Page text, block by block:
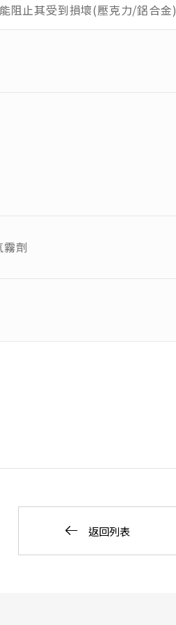
阻止其受到損壞(壓克力/鋁合金)
劑
返回列表